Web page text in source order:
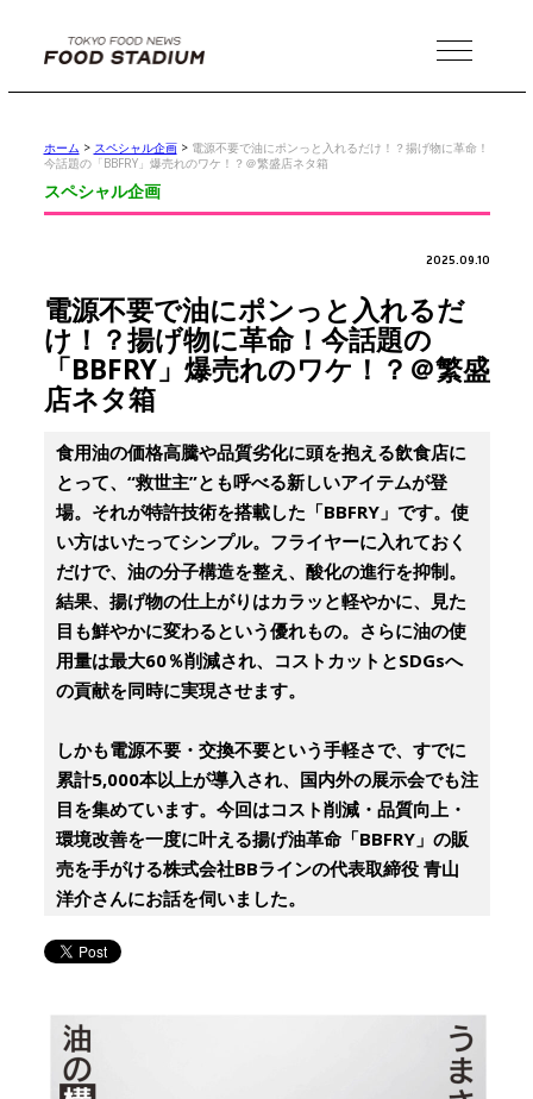
MENU
ホーム > スペシャル企画> 電源不要で油にポンっと入れるだけ！？揚げ物に革命！
今話題の「BBFRY」爆売れのワケ！？＠繁盛店ネタ箱
スペシャル企画
2025.09.10
電源不要で油にポンっと入れるだ
け！？揚げ物に革命！今話題の
「BBFRY」爆売れのワケ！？＠繁盛
店ネタ箱
食用油の価格高騰や品質劣化に頭を抱える飲食店に
とって、“救世主”とも呼べる新しいアイテムが登
場。それが特許技術を搭載した「BBFRY」です。使
い方はいたってシンプル。フライヤーに入れておく
だけで、油の分子構造を整え、酸化の進行を抑制。
結果、揚げ物の仕上がりはカラッと軽やかに、見た
目も鮮やかに変わるという優れもの。さらに油の使
用量は最大60％削減され、コストカットとSDGsへ
の貢献を同時に実現させます。
しかも電源不要・交換不要という手軽さで、すでに
累計5,000本以上が導入され、国内外の展示会でも注
目を集めています。今回はコスト削減・品質向上・
環境改善を一度に叶える揚げ油革命「BBFRY」の販
売を手がける株式会社BBラインの代表取締役 青山
洋介さんにお話を伺いました。